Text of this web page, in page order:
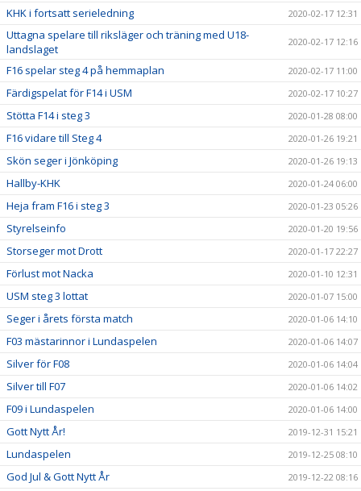
KHK i fortsatt serieledning 2020-02-17 12:31
Uttagna spelare till riksläger och träning med U18-
landslaget
2020-02-17 12:16
F16 spelar steg 4 på hemmaplan 2020-02-17 11:00
Färdigspelat för F14 i USM 2020-02-17 10:27
Stötta F14 i steg 3 2020-01-28 08:00
F16 vidare till Steg 4 2020-01-26 19:21
Skön seger i Jönköping 2020-01-26 19:13
Hallby-KHK 2020-01-24 06:00
Heja fram F16 i steg 3 2020-01-23 05:26
Styrelseinfo 2020-01-20 19:56
Storseger mot Drott 2020-01-17 22:27
Förlust mot Nacka 2020-01-10 12:31
USM steg 3 lottat 2020-01-07 15:00
Seger i årets första match 2020-01-06 14:10
F03 mästarinnor i Lundaspelen 2020-01-06 14:07
Silver för F08 2020-01-06 14:04
Silver till F07 2020-01-06 14:02
F09 i Lundaspelen 2020-01-06 14:00
Gott Nytt År! 2019-12-31 15:21
Lundaspelen 2019-12-25 08:10
God Jul & Gott Nytt År 2019-12-22 08:16